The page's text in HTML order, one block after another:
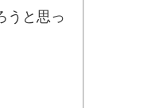
うと思っ